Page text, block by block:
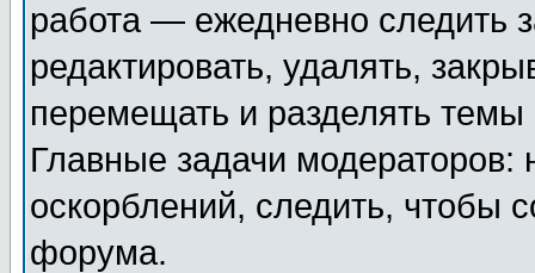
работа — ежедневно следить
редактировать, удалять,
перемещать и разделять
Главные задачи
оскорблений, следить, чтобы
форума.